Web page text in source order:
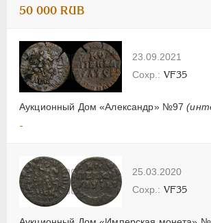
50 000 RUB
23.09.2021
Аукционный Дом «Александр» №97
VF35
-
25.03.2020
VF35